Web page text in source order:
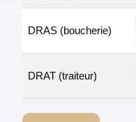
DRAS (boucherie)
DRAT (traiteur)